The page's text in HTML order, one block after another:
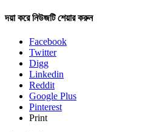
দয়া করে নিউজটি শেয়ার করুন
Facebook
Twitter
Digg
Linkedin
Reddit
Google Plus
Pinterest
Print